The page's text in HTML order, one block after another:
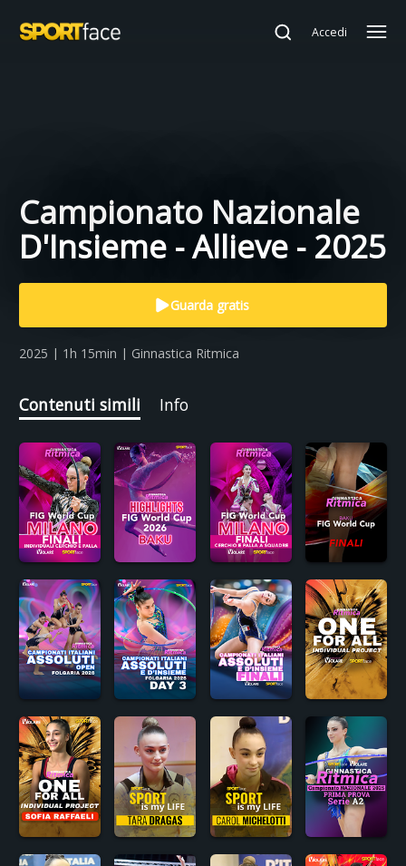
Accedi
Campionato Nazionale
D'Insieme - Allieve - 2025
Guarda gratis
2025 | 1h 15min | Ginnastica Ritmica
Contenuti simili Info